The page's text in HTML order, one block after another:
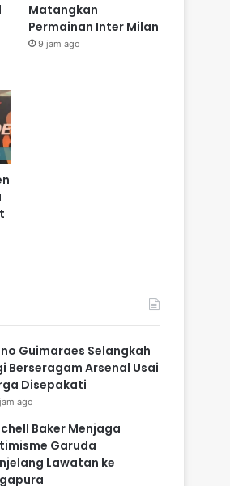
Matangkan
Permainan Inter Milan
9 jam ago
Guimaraes Selangkah
Berseragam Arsenal Usai
Disepakati
ago
Baker Menjaga
Garuda
Lawatan ke